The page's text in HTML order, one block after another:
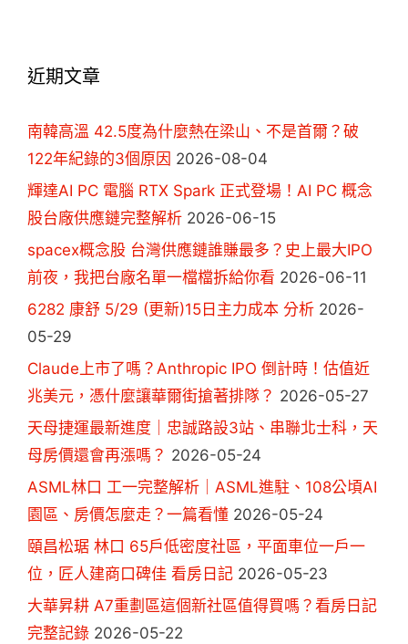
近期文章
南韓高溫 42.5度為什麼熱在梁山、不是首爾？破
122年紀錄的3個原因 2026-08-04
輝達AI PC 電腦 RTX Spark 正式登場！AI PC 概念
股台廠供應鏈完整解析 2026-06-15
spacex概念股 台灣供應鏈誰賺最多？史上最大IPO
前夜，我把台廠名單一檔檔拆給你看 2026-06-11
6282 康舒 5/29 (更新)15日主力成本 分析 2026-
05-29
Claude上市了嗎？Anthropic IPO 倒計時！估值近
兆美元，憑什麼讓華爾街搶著排隊？ 2026-05-27
天母捷運最新進度｜忠誠路設3站、串聯北士科，天
母房價還會再漲嗎？ 2026-05-24
ASML林口 工一完整解析｜ASML進駐、108公頃AI
園區、房價怎麼走？一篇看懂 2026-05-24
頤昌松琚 林口 65戶低密度社區，平面車位一戶一
位，匠人建商口碑佳 看房日記 2026-05-23
大華昇耕 A7重劃區這個新社區值得買嗎？看房日記
完整記錄 2026-05-22